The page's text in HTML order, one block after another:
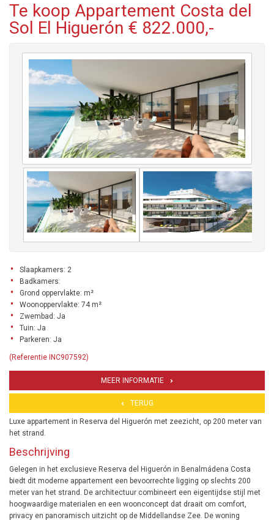
Te koop Appartement Costa del
Sol El Higuerón € 822.000,-
Slaapkamers: 2
Badkamers:
Grond oppervlakte: m²
Woonoppervlakte: 74 m²
Zwembad: Ja
Tuin: Ja
Parkeren: Ja
(Referentie INC907592)
MEER INFORMATIE
TERUG
Luxe appartement in Reserva del Higuerón met zeezicht, op 200 meter van
het strand.
Beschrijving
Gelegen in het exclusieve Reserva del Higuerón in Benalmádena Costa
biedt dit moderne appartement een bevoorrechte ligging op slechts 200
meter van het strand. De architectuur combineert een eigentijdse stijl met
hoogwaardige materialen en een woonconcept dat draait om comfort,
privacy en panoramisch uitzicht op de Middellandse Zee. De woning